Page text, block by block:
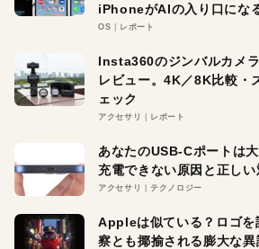
iPhoneがAIの入り口にな
OS レポート
Insta360のジンバルカメ
レビュー。4K／8K比較・
ェック
アクセサリ レポート
あなたのUSB-Cポートは
充電できない原因と正しい
アクセサリ テクノロジー
Appleは似ている？ロゴを
察とも揶揄される膨大な